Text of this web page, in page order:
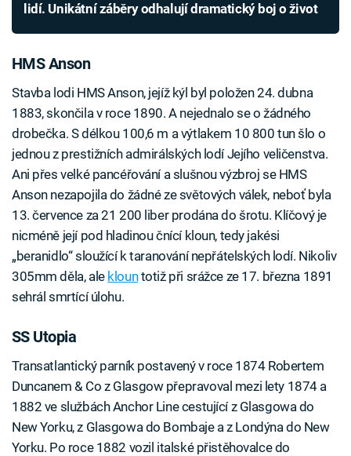
lidí. Unikátní záběry odhalují dramatický boj o život
HMS Anson
Stavba lodi HMS Anson, jejíž kýl byl položen 24. dubna
1883, skončila v roce 1890. A nejednalo se o žádného
drobečka. S délkou 100,6 m a výtlakem 10 800 tun šlo o
jednou z prestižních admirálských lodí Jejího veličenstva.
Ani přes velké pancéřování a slušnou výzbroj se HMS
Anson nezapojila do žádné ze světových válek, neboť byla
13. července za 21 200 liber prodána do šrotu. Klíčový je
nicméně její pod hladinou čnící kloun, tedy jakési
„beranidlo“ sloužící k taranování nepřátelských lodí. Nikoliv
305mm děla, ale klountotiž při srážce ze 17. března 1891
sehrál smrtící úlohu.
SS Utopia
Transatlantický parník postavený v roce 1874 Robertem
Duncanem & Co z Glasgow přepravoval mezi lety 1874 a
1882 ve službách Anchor Line cestující z Glasgowa do
New Yorku, z Glasgowa do Bombaje a z Londýna do New
Yorku. Po roce 1882 vozil italské přistěhovalce do